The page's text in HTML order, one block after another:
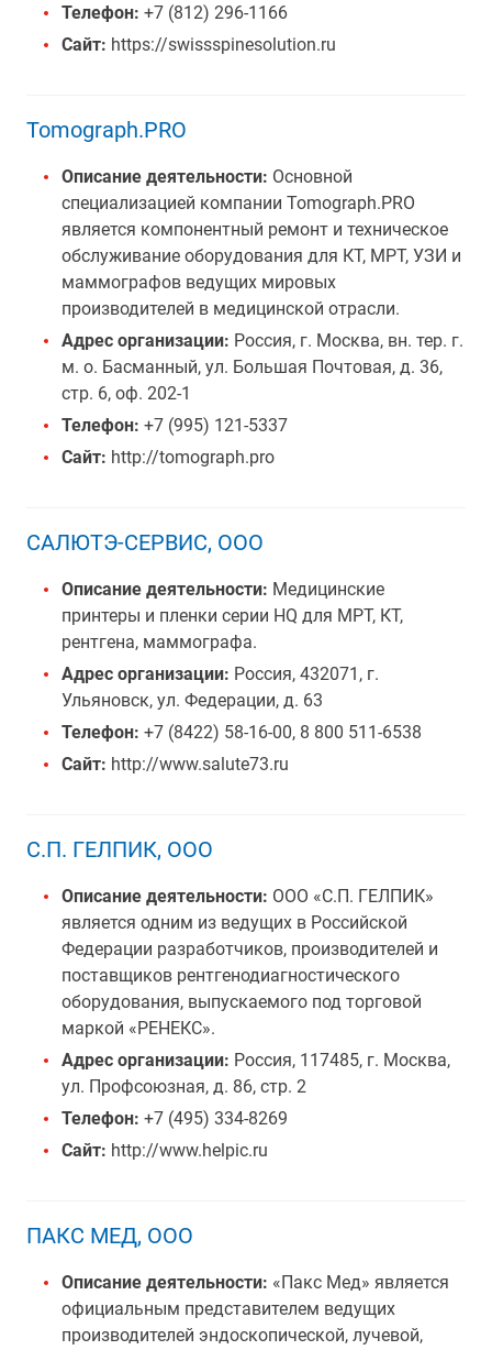
Телефон: +7 (812) 296-1166
Сайт: https://swissspinesolution.ru
Tomograph.PRO
Описание деятельности: Основной
специализацией компании Tomograph.PRO
является компонентный ремонт и техническое
обслуживание оборудования для КТ, МРТ, УЗИ и
маммографов ведущих мировых
производителей в медицинской отрасли.
Адрес организации: Россия, г. Москва, вн. тер. г.
м. о. Басманный, ул. Большая Почтовая, д. 36,
стр. 6, оф. 202-1
Телефон: +7 (995) 121-5337
Сайт: http://tomograph.pro
САЛЮТЭ-СЕРВИС, ООО
Описание деятельности: Медицинские
принтеры и пленки серии HQ для МРТ, КТ,
рентгена, маммографа.
Адрес организации: Россия, 432071, г.
Ульяновск, ул. Федерации, д. 63
Телефон: +7 (8422) 58-16-00, 8 800 511-6538
Сайт: http://www.salute73.ru
С.П. ГЕЛПИК, ООО
Описание деятельности: ООО «С.П. ГЕЛПИК»
является одним из ведущих в Российской
Федерации разработчиков, производителей и
поставщиков рентгенодиагностического
оборудования, выпускаемого под торговой
маркой «РЕНЕКС».
Адрес организации: Россия, 117485, г. Москва,
ул. Профсоюзная, д. 86, стр. 2
Телефон: +7 (495) 334-8269
Сайт: http://www.helpic.ru
ПАКС МЕД, ООО
Описание деятельности: «Пакс Мед» является
официальным представителем ведущих
производителей эндоскопической, лучевой,